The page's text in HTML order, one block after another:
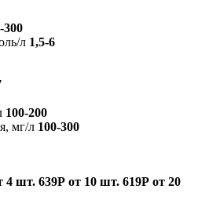
300
л 1,5-6
100-200
мг/л 100-300
4 шт. 639Р от 10 шт. 619Р от 20